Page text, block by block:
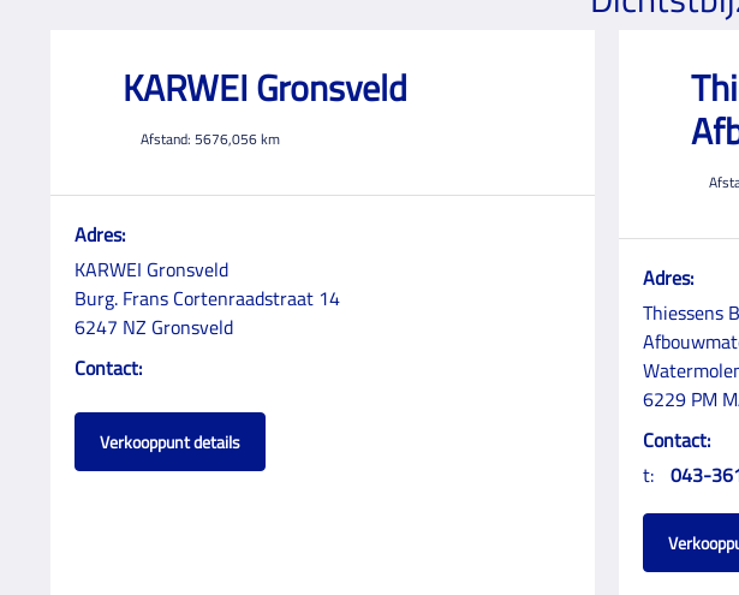
KARWEI Gronsveld
Afstand: 5676,056km
Adres:
KARWEI Gronsveld
Burg. Frans Cortenraadstraat 14
6247 NZ Gronsveld
Contact:
Verkooppunt details
Adres:
Thiessens
6229 PM
Contact:
t: 043-